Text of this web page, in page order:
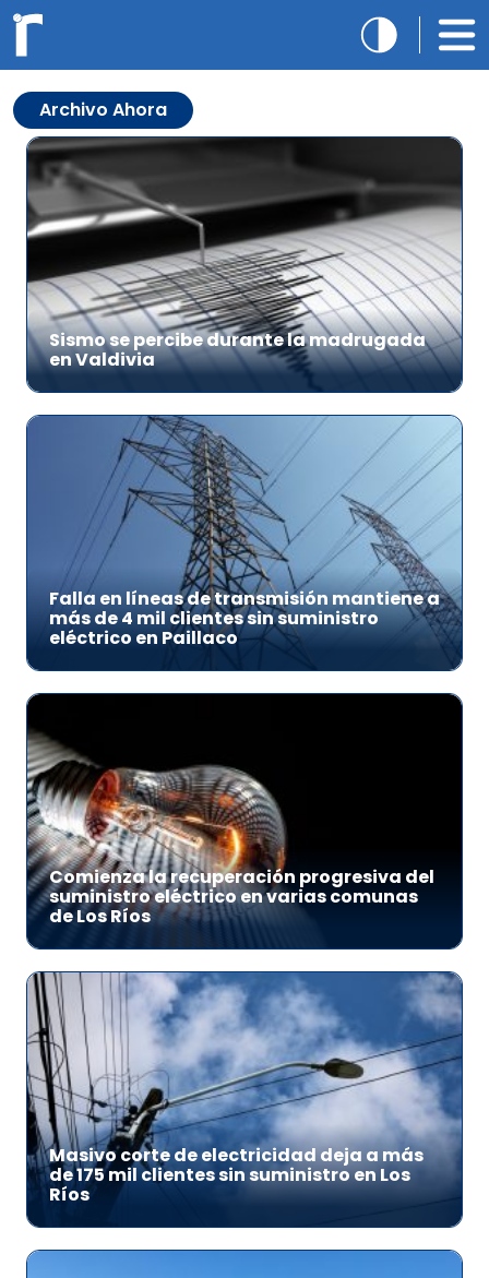
Archivo Ahora
Sismo se percibe durante la madrugada
en Valdivia
Falla en líneas de transmisión mantiene a
más de 4 mil clientes sin suministro
eléctrico en Paillaco
Comienza la recuperación progresiva del
suministro eléctrico en varias comunas
de Los Ríos
Masivo corte de electricidad deja a más
de 175 mil clientes sin suministro en Los
Ríos